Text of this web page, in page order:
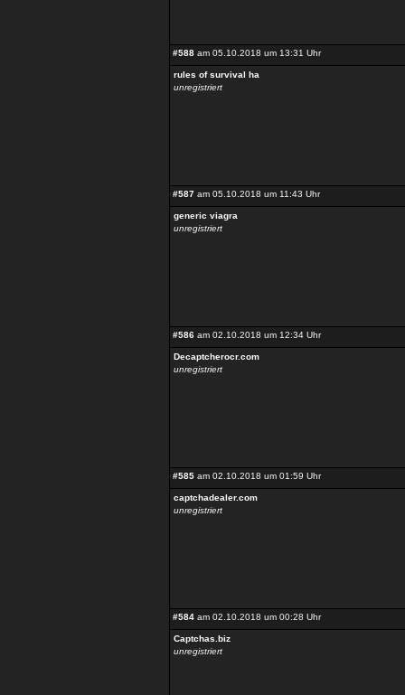
#588 am 05.10.2018 um 13:31 Uhr
rules of survival ha
unregistriert
#587 am 05.10.2018 um 11:43 Uhr
generic viagra
unregistriert
#586 am 02.10.2018 um 12:34 Uhr
Decaptcherocr.com
unregistriert
#585 am 02.10.2018 um 01:59 Uhr
captchadealer.com
unregistriert
#584 am 02.10.2018 um 00:28 Uhr
Captchas.biz
unregistriert